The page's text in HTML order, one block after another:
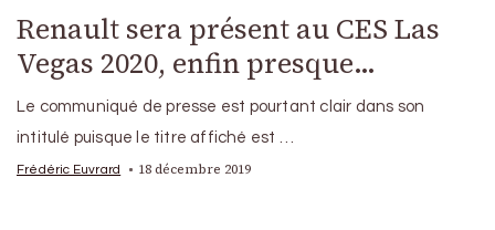
Renault sera présent au CES Las
Vegas 2020, enfin presque…
Le communiqué de presse est pourtant clair dans son
intitulé puisque le titre affiché est …
Frédéric Euvrard 18 décembre 2019